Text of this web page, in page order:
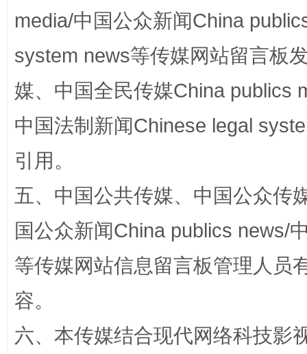
国家大学科技园优化重塑工作
扯下公款旅游的“隐身衣” 如何以
media/中国公众新闻China
system news等传媒网站留言板
媒、中国全民传媒China publics
中国法制新闻Chinese legal
引用。
五、中国公共传媒、中国公众传
国公众新闻China publics news/
等传媒网站信息留言板管理人员
容。
六、本传媒结合现代网络科技影